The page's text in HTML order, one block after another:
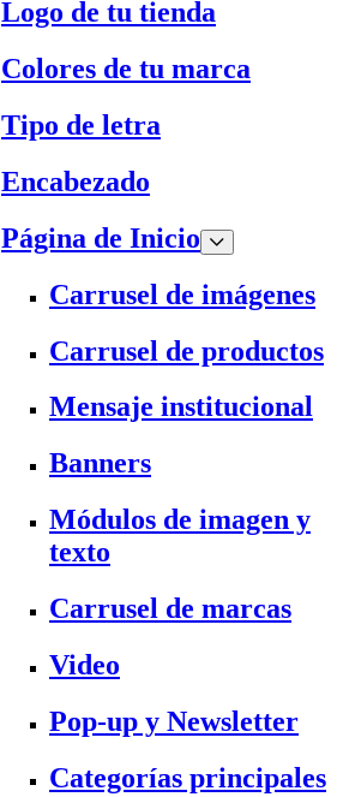
Logo de tu tienda
Colores de tu marca
Tipo de letra
Encabezado
Página de Inicio
Carrusel de imágenes
Carrusel de productos
Mensaje institucional
Banners
Módulos de imagen y
texto
Carrusel de marcas
Video
Pop-up y Newsletter
Categorías principales